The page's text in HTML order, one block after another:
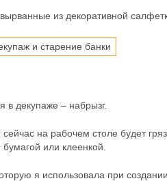
из декоративной
в декупаже – набрызг.
на рабочем столе будет
или клеенкой.
я использовала при